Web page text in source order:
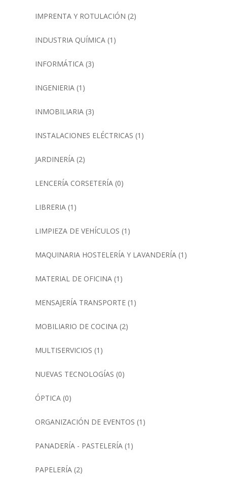
IMPRENTA Y ROTULACIÓN (2)
INDUSTRIA QUÍMICA(1)
INFORMÁTICA(3)
INGENIERIA(1)
INMOBILIARIA(3)
INSTALACIONES ELÉCTRICAS (1)
JARDINERÍA(2)
LENCERÍA CORSETERÍA(0)
LIBRERIA(1)
LIMPIEZA DE VEHÍCULOS (1)
MAQUINARIA HOSTELERÍA Y LAVANDERÍA(1)
MATERIAL DE OFICINA(1)
MENSAJERÍA TRANSPORTE(1)
MOBILIARIO DE COCINA(2)
MULTISERVICIOS (1)
NUEVAS TECNOLOGÍAS (0)
ÓPTICA(0)
ORGANIZACIÓN DE EVENTOS (1)
PANADERÍA - PASTELERÍA(1)
PAPELERÍA(2)